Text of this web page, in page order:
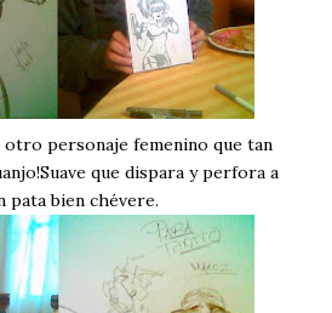
otro personaje femenino que tan
que dispara y perfora a
pata bien chévere.